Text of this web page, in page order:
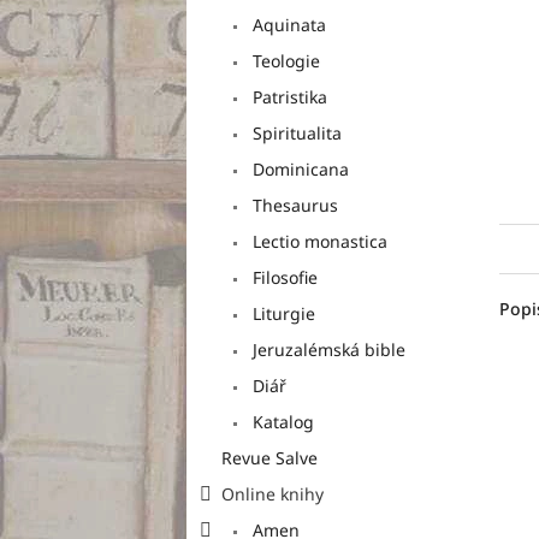
a
e
l
Aquinata
Teologie
Patristika
Spiritualita
Dominicana
Thesaurus
Lectio monastica
Filosofie
Liturgie
Jeruzalémská bible
Diář
Katalog
Revue Salve
Online knihy
Amen